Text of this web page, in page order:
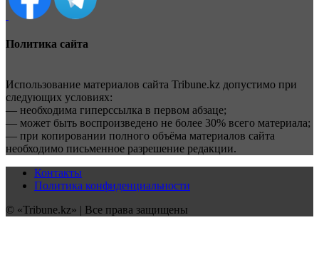
Политика сайта
Использование материалов сайта Tribune.kz допустимо при
следующих условиях:
— необходима гиперссылка в первом абзаце;
— может быть воспроизведено не более 30% всего материала;
— при копировании полного объёма материалов сайта
необходимо письменное разрешение редакции.
Контакты
Политика конфиденциальности
© «Tribune.kz» | Все права защищены